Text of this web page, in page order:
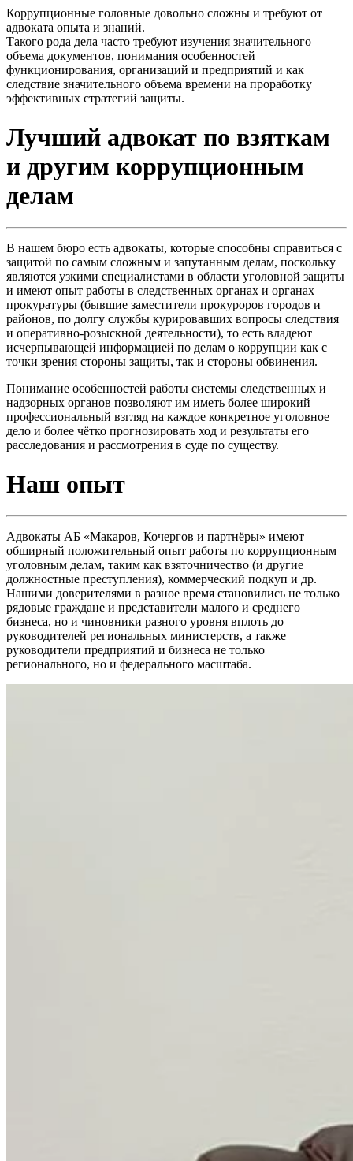
Коррупционные головные довольно сложны и требуют от
адвоката опыта и знаний.
Такого рода дела часто требуют изучения значительного
объема документов, понимания особенностей
функционирования, организаций и предприятий и как
следствие значительного объема времени на проработку
эффективных стратегий защиты.
Лучший адвокат по взяткам
и другим коррупционным
делам
В нашем бюро есть адвокаты, которые способны справиться с
защитой по самым сложным и запутанным делам, поскольку
являются узкими специалистами в области уголовной защиты
и имеют опыт работы в следственных органах и органах
прокуратуры (бывшие заместители прокуроров городов и
районов, по долгу службы курировавших вопросы следствия
и оперативно-розыскной деятельности), то есть владеют
исчерпывающей информацией по делам о коррупции как с
точки зрения стороны защиты, так и стороны обвинения.
Понимание особенностей работы системы следственных и
надзорных органов позволяют им иметь более широкий
профессиональный взгляд на каждое конкретное уголовное
дело и более чётко прогнозировать ход и результаты его
расследования и рассмотрения в суде по существу.
Наш опыт
Адвокаты АБ «Макаров, Кочергов и партнёры» имеют
обширный положительный опыт работы по коррупционным
уголовным делам, таким как взяточничество (и другие
должностные преступления), коммерческий подкуп и др.
Нашими доверителями в разное время становились не только
рядовые граждане и представители малого и среднего
бизнеса, но и чиновники разного уровня вплоть до
руководителей региональных министерств, а также
руководители предприятий и бизнеса не только
регионального, но и федерального масштаба.